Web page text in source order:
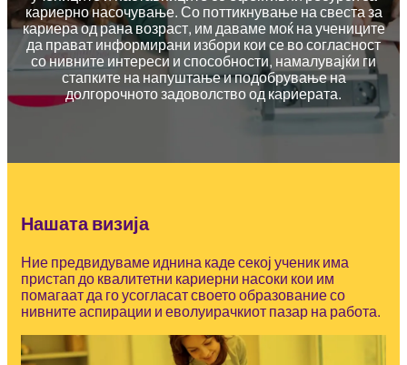
кариерно насочување. Со поттикнување на свеста за
кариера од рана возраст, им даваме моќ на учениците
да прават информирани избори кои се во согласност
со нивните интереси и способности, намалувајќи ги
стапките на напуштање и подобрување на
долгорочното задоволство од кариерата.
Нашата визија
Ние предвидуваме иднина каде секој ученик има
пристап до квалитетни кариерни насоки кои им
помагаат да го усогласат своето образование со
нивните аспирации и еволуирачкиот пазар на работа.